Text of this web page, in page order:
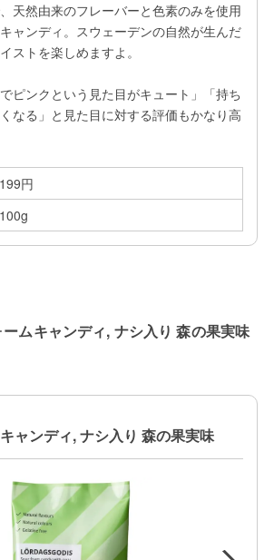
天然由来のフレーバーと色素のみを使用
ャンディ。スウェーデンの自然が生んだ
ストを楽しめますよ。
ピンクという見た目がキュート」「持ち
なる」と見た目に対する評価もかなり高
199円
100g
ムキャンディ, ナシ入り 森の果実味
ャンディ, ナシ入り 森の果実味